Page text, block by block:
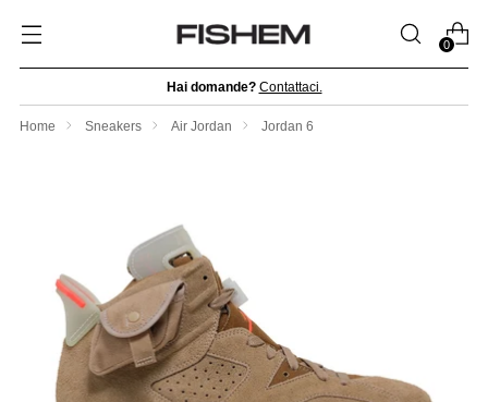
0
Hai domande? Contattaci.
Home Sneakers Air Jordan Jordan 6